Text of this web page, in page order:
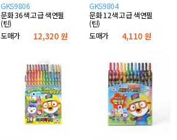
GKS9806
문화 36색 고급 색연필
(틴)
도매가
12,320 원
GKS9804
문화 12색 고급 색연필
(틴)
도매가
4,110 원